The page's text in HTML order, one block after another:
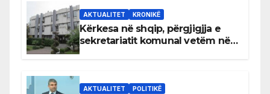
AKTUALITET KRONIKË
Kërkesa në shqip, përgjigjja e
sekretariatit komunal vetëm në
AKTUALITET POLITIKË